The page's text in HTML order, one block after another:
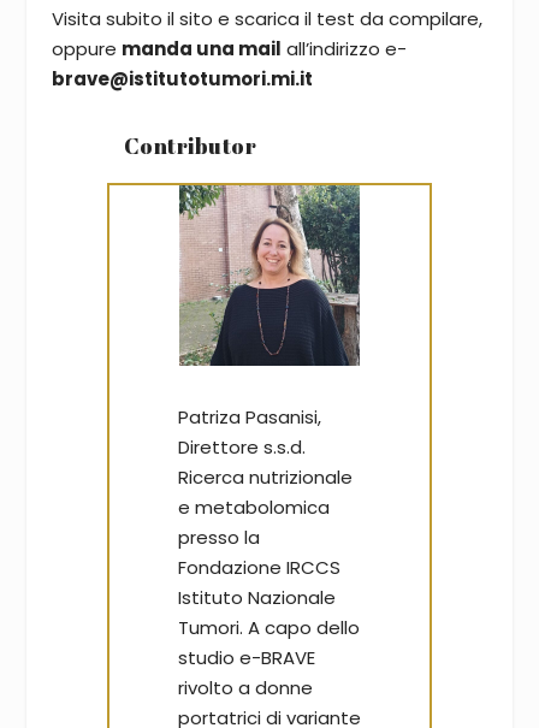
Visita subito il sito e scarica il test da compilare,
oppure manda una mail all’indirizzo e-
brave@istitutotumori.mi.it
Contributor
Patriza Pasanisi,
Direttore s.s.d.
Ricerca nutrizionale
e metabolomica
presso la
Fondazione IRCCS
Istituto Nazionale
Tumori. A capo dello
studio e-BRAVE
rivolto a donne
portatrici di variante